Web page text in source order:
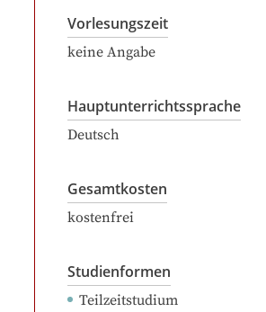
Vorlesungszeit
keine Angabe
Hauptunterrichtssprache
Deutsch
Gesamtkosten
kostenfrei
Studienformen
Teilzeitstudium